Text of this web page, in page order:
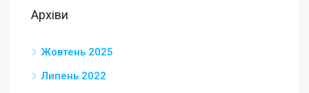
Архіви
Жовтень 2025
Липень 2022